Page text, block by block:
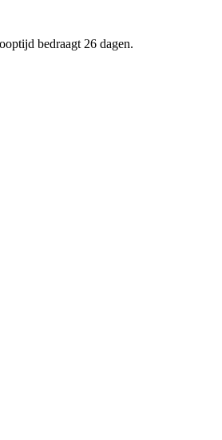
bedraagt 26 dagen.